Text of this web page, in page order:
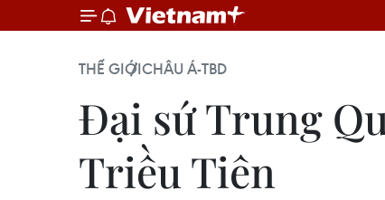
THẾ GIỚICHÂU Á-TBD
Đại sứ Trung
Triều Tiên